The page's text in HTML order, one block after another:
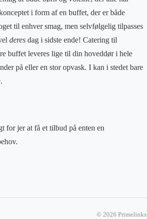
i form af en buffet, der er både
til enhver smag, men selvfølgelig tilpasses
deres dag i sidste ende! Catering til
buffet leveres lige til din hoveddør i hele
på eller en stor opvask. I kan i stedet bare
for jer at få et tilbud på enten en
© 2026 Primelinks